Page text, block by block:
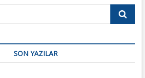
Search
SON YAZILAR